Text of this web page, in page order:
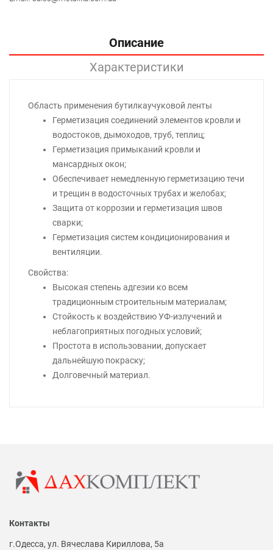
Описание
Характеристики
Область применения бутилкаучуковой ленты
Герметизация соединений элементов кровли и
водостоков, дымоходов, труб, теплиц;
Герметизация примыканий кровли и
мансардных окон;
Обеспечивает немедленную герметизацию течи
и трещин в водосточных трубах и желобах;
Защита от коррозии и герметизация швов
сварки;
Герметизация систем кондиционирования и
вентиляции.
Свойства:
Высокая степень адгезии ко всем
традиционным строительным материалам;
Стойкость к воздействию УФ-излучений и
неблагоприятных погодных условий;
Простота в использовании, допускает
дальнейшую покраску;
Долговечный материал.
Контакты
г.Одесса, ул. Вячеслава Кириллова, 5а